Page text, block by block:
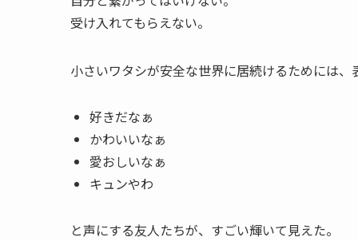
受け入れてもらえない。
小さいワタシが安全な世界に居続けるためには、
好きだなぁ
かわいいなぁ
愛おしいなぁ
キュンやわ
と声にする友人たちが、すごい輝いて見えた。